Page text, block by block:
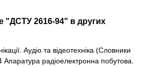
"ДСТУ 2616-94" в других
Аудіо та відеотехніка (Словники
радіоелектронна побутова.